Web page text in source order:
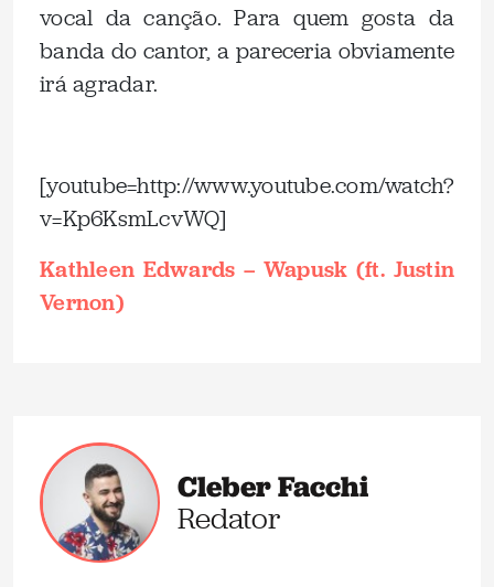
vocal da canção. Para quem gosta da
banda do cantor, a pareceria obviamente
irá agradar.
[youtube=http://www.youtube.com/watch?
v=Kp6KsmLcvWQ]
Kathleen Edwards – Wapusk (ft. Justin
Vernon)
Cleber Facchi
Redator